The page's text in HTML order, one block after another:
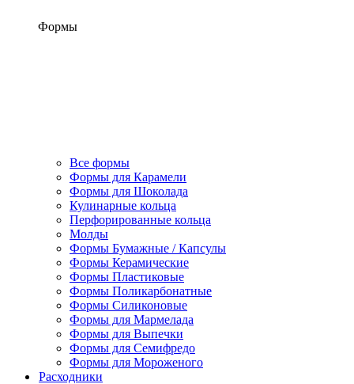
Формы
Все формы
Формы для Карамели
Формы для Шоколада
Кулинарные кольца
Перфорированные кольца
Молды
Формы Бумажные / Капсулы
Формы Керамические
Формы Пластиковые
Формы Поликарбонатные
Формы Силиконовые
Формы для Мармелада
Формы для Выпечки
Формы для Семифредо
Формы для Мороженого
Расходники